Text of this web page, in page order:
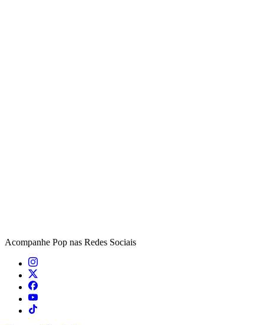
Acompanhe Pop nas Redes Sociais